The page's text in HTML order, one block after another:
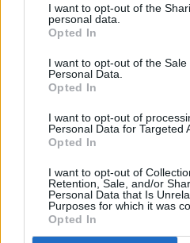
de su consentimiento, pero
rechazar tal procesamiento.
cualquier momento entrando de
visitando nuestra política de
I want to opt-out of the
personal data.
Opted In
I want to opt-out of the Sale
Personal Data.
Opted In
I want to opt-out of
Personal Data for Targeted
Opted In
I want to opt-out of
Retention, Sale, and/or
Personal Data that Is
Purposes for which it was
Opted In